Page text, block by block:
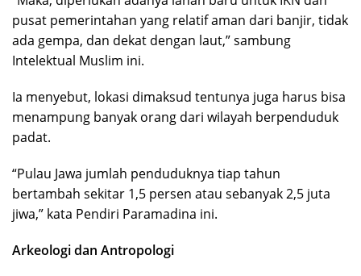
pusat pemerintahan yang relatif aman dari banjir, tidak
ada gempa, dan dekat dengan laut,” sambung
Intelektual Muslim ini.
Ia menyebut, lokasi dimaksud tentunya juga harus bisa
menampung banyak orang dari wilayah berpenduduk
padat.
“Pulau Jawa jumlah penduduknya tiap tahun
bertambah sekitar 1,5 persen atau sebanyak 2,5 juta
jiwa,” kata Pendiri Paramadina ini.
Arkeologi dan Antropologi